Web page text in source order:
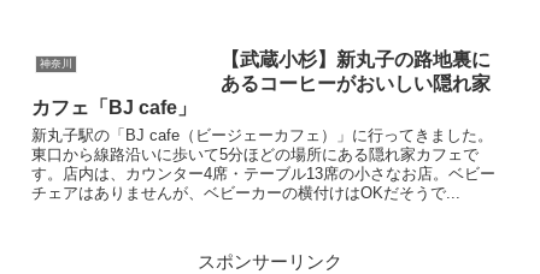
神奈川
【武蔵小杉】新丸子の路地裏に
あるコーヒーがおいしい隠れ家
カフェ「BJ cafe」
新丸子駅の「BJ cafe（ビージェーカフェ）」に行ってきました。
東口から線路沿いに歩いて5分ほどの場所にある隠れ家カフェで
す。店内は、カウンター4席・テーブル13席の小さなお店。ベビー
チェアはありませんが、ベビーカーの横付けはOKだそうで...
スポンサーリンク